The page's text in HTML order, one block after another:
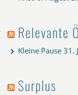
Relevante
Kleine Pause 31.
Surplus